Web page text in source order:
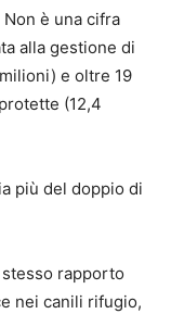
è una cifra
alla gestione di
e oltre 19
(12,4
più del doppio di
rapporto
nei canili rifugio,